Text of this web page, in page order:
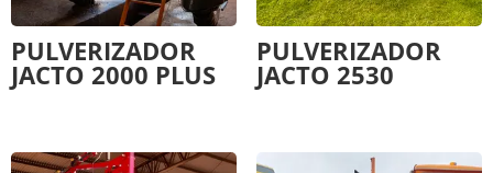
PULVERIZADOR
JACTO 2000 PLUS
PULVERIZADOR
JACTO 2530